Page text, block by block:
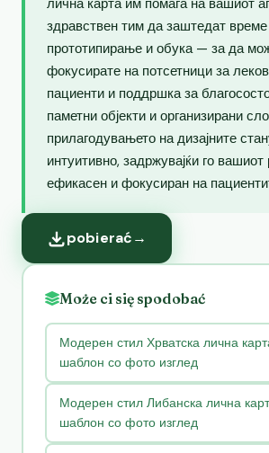
здравствен тим да заштедат
прототипирање и обука — за да
фокусирате на потсетници за
пациенти и поддршка за
паметни објекти и организирани
прилагодувањето на дизајните
интуитивно, задржувајќи го вашиот
ефикасен и фокусиран на
pobierać→
Może ci się spodobać
Модерен стил Хрватска лична
шаблон со фото изглед
Модерен стил Либанска лична
шаблон со фото изглед